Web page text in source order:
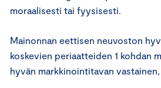
moraalisesti tai fyysisesti.
Mainonnan eettisen neuvoston
koskevien periaatteiden 1 kohdan
hyvän markkinointitavan